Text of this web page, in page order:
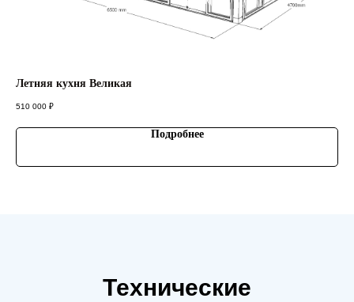
Летняя кухня Великая
510 000 ₽
Подробнее
Технические